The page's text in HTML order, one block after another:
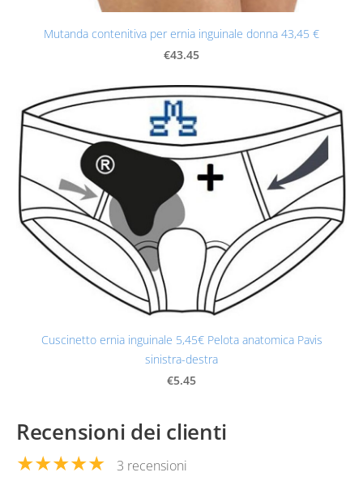
Mutanda contenitiva per ernia inguinale donna 43,45 €
€43.45
Cuscinetto ernia inguinale 5,45€ Pelota anatomica Pavis
sinistra-destra
€5.45
Recensioni dei clienti
★★★★★ 3 recensioni